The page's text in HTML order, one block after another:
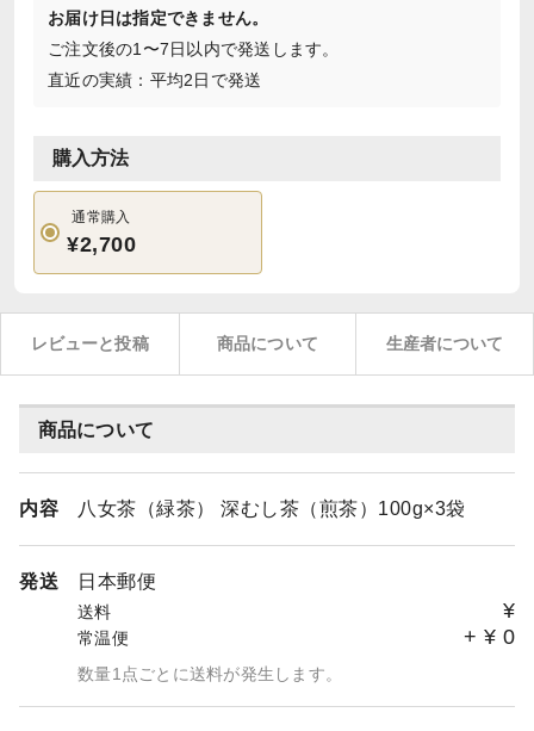
お届け日は指定できません。
ご注文後の1〜7日以内で発送します。
直近の実績：平均2日で発送
購入方法
通常購入
¥2,700
レビューと投稿 商品について 生産者について
商品について
内容 八女茶（緑茶） 深むし茶（煎茶）100g×3袋
発送 日本郵便
送料 ¥
常温便 + ¥ 0
数量1点ごとに送料が発生します。